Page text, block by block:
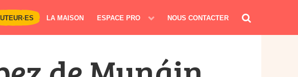
LA MAISON ESPACE PRO NOUS CONTACTER